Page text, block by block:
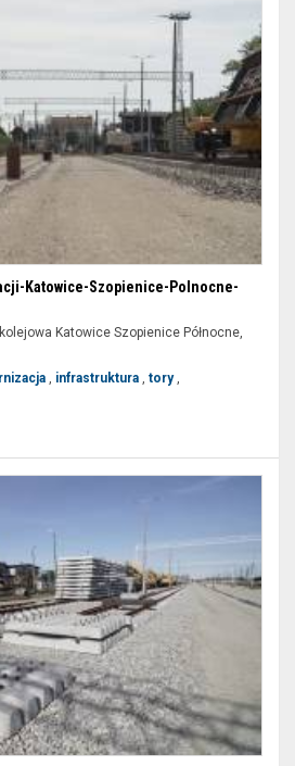
Katowice-Szopienice-Polnocne-
Katowice Szopienice Północne,
infrastruktura tory